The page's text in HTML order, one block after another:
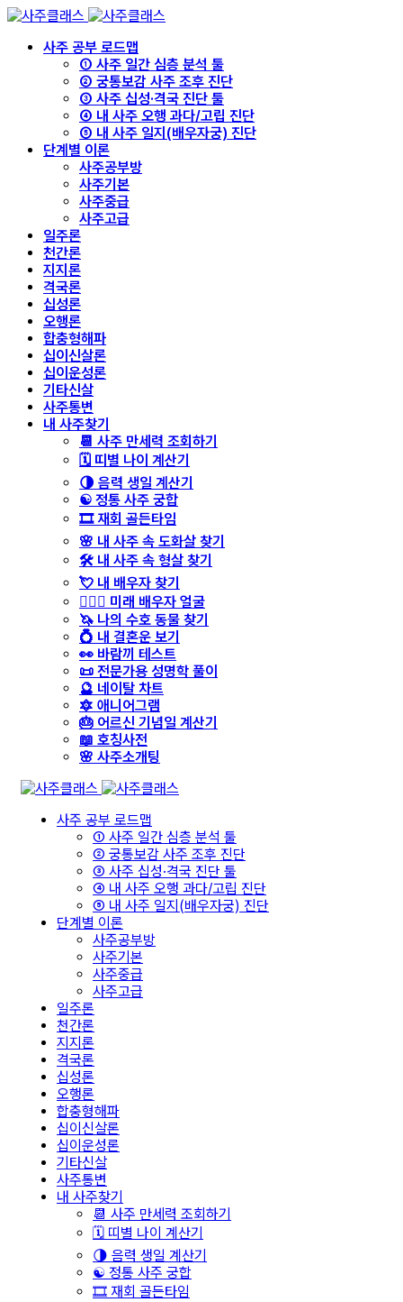
사주 공부 로드맵
① 사주 일간 심층 분석 툴
② 궁통보감 사주 조후 진단
③ 사주 십성·격국 진단 툴
④ 내 사주 오행 과다/고립 진단
⑤ 내 사주 일지(배우자궁) 진단
단계별 이론
사주공부방
사주기본
사주중급
사주고급
일주론
천간론
지지론
격국론
십성론
오행론
합충형해파
십이신살론
십이운성론
기타신살
사주통변
내 사주찾기
📆 사주 만세력 조회하기
🗓️ 띠별 나이 계산기
🌗 음력 생일 계산기
☯️ 정통 사주 궁합
🎞️ 재회 골든타임
🌸 내 사주 속 도화살 찾기
🛠️ 내 사주 속 형살 찾기
💘 내 배우자 찾기
👩‍❤️‍👨 미래 배우자 얼굴
🦄 나의 수호 동물 찾기
💍 내 결혼운 보기
👀 바람끼 테스트
📜 전문가용 성명학 풀이
🔮 네이탈 차트
🔯 애니어그램
🎂 어르신 기념일 계산기
📖 호칭사전
🌸 사주소개팅
사주 공부 로드맵
① 사주 일간 심층 분석 툴
② 궁통보감 사주 조후 진단
③ 사주 십성·격국 진단 툴
④ 내 사주 오행 과다/고립 진단
⑤ 내 사주 일지(배우자궁) 진단
단계별 이론
사주공부방
사주기본
사주중급
사주고급
일주론
천간론
지지론
격국론
십성론
오행론
합충형해파
십이신살론
십이운성론
기타신살
사주통변
내 사주찾기
📆 사주 만세력 조회하기
🗓️ 띠별 나이 계산기
🌗 음력 생일 계산기
☯️ 정통 사주 궁합
🎞️ 재회 골든타임